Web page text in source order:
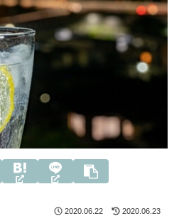
2020.06.22 2020.06.23